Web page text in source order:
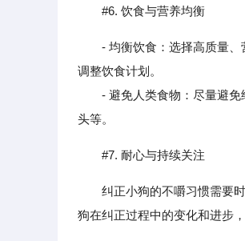
#6. 饮食与营养均衡
- 均衡饮食：选择高质量
调整饮食计划。
- 避免人类食物：尽量避免
头等。
#7. 耐心与持续关注
纠正小狗的不嚼习惯需要
狗在纠正过程中的变化和进步